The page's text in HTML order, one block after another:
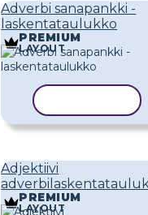
Adverbi sanapankki -
laskentataulukko
PREMIUM
LAYOUT
Adjektiivi
PREMIUM
LAYOUT